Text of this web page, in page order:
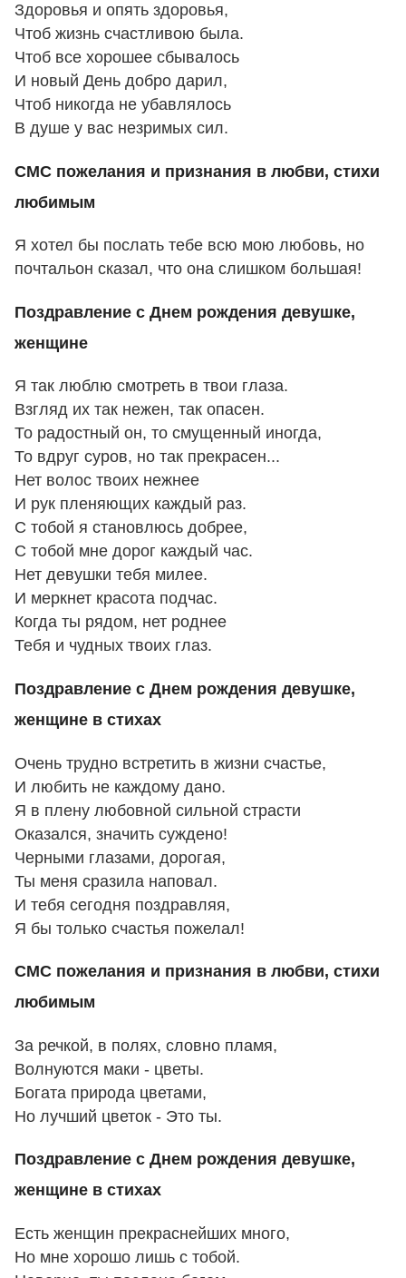
Здоровья и опять здоровья,
Чтоб жизнь счастливою была.
Чтоб все хорошее сбывалось
И новый День добро дарил,
Чтоб никогда не убавлялось
В душе у вас незримых сил.
СМС пожелания и признания в любви, стихи
любимым
Я хотел бы послать тебе всю мою любовь, но
почтальон сказал, что она слишком большая!
Поздравление с Днем рождения девушке,
женщине
Я так люблю смотреть в твои глаза.
Взгляд их так нежен, так опасен.
То радостный он, то смущенный иногда,
То вдруг суров, но так прекрасен...
Нет волос твоих нежнее
И рук пленяющих каждый раз.
С тобой я становлюсь добрее,
С тобой мне дорог каждый час.
Нет девушки тебя милее.
И меркнет красота подчас.
Когда ты рядом, нет роднее
Тебя и чудных твоих глаз.
Поздравление с Днем рождения девушке,
женщине в стихах
Очень трудно встретить в жизни счастье,
И любить не каждому дано.
Я в плену любовной сильной страсти
Оказался, значить суждено!
Черными глазами, дорогая,
Ты меня сразила наповал.
И тебя сегодня поздравляя,
Я бы только счастья пожелал!
СМС пожелания и признания в любви, стихи
любимым
За речкой, в полях, словно пламя,
Волнуются маки - цветы.
Богата природа цветами,
Но лучший цветок - Это ты.
Поздравление с Днем рождения девушке,
женщине в стихах
Есть женщин прекраснейших много,
Но мне хорошо лишь с тобой.